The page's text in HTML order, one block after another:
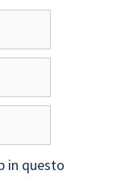
in questo